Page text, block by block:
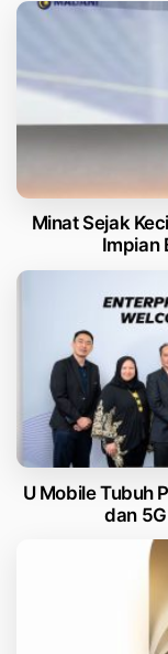
Minat Sejak
Impian
U Mobile Tubuh
dan